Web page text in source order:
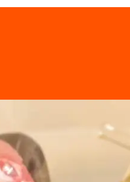
Doces, Bolos e Sobremesas
Pães e Massas